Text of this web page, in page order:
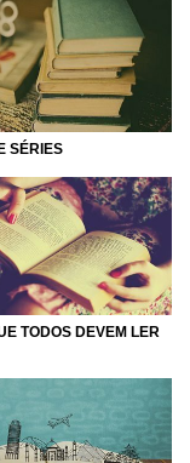
SÉRIES
TODOS DEVEM LER